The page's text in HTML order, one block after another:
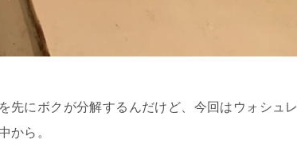
先にボクが分解するんだけど、今回はウォシュレ
から。